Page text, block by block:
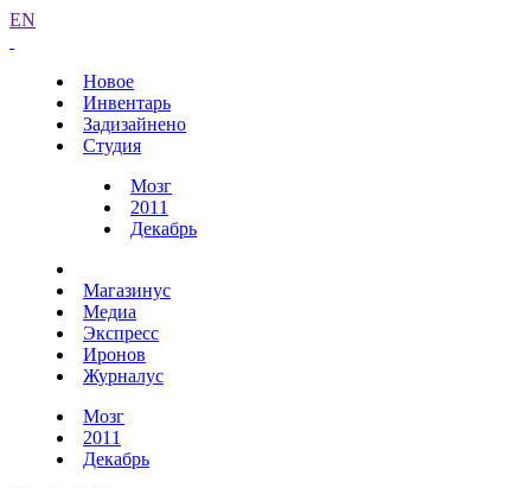
EN
Новое
Инвентарь
Задизайнено
Студия
Мозг
2011
Декабрь
Магазинус
Медиа
Экспресс
Иронов
Журналус
Мозг
2011
Декабрь